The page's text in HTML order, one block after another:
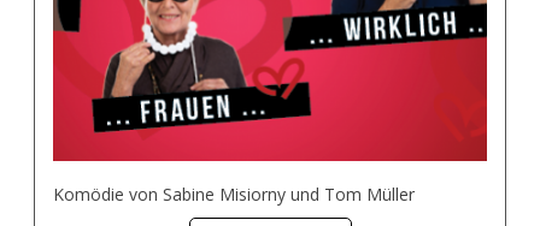
Komödie von Sabine Misiorny und Tom Müller